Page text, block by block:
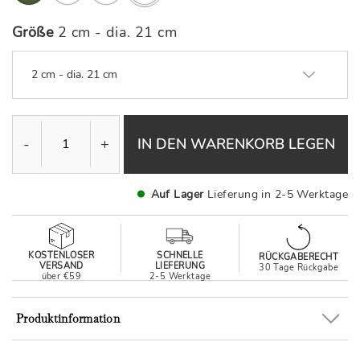
Ausgewählte
Größe 2 cm - dia. 21 cm
2 cm - dia. 21 cm
- + IN DEN WARENKORB LEGEN
Auf Lager Lieferung in 2-5 Werktage
KOSTENLOSER
VERSAND
über €59
SCHNELLE
LIEFERUNG
2-5 Werktage
RÜCKGABERECHT
30 Tage Rückgabe
Produktinformation